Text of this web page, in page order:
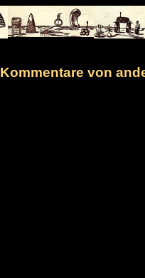
Kommentare von